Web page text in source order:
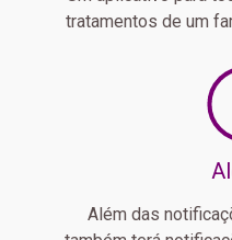
tratamentos de um
Além das